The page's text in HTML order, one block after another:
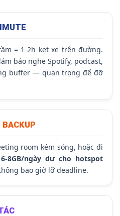
= 1-2h kẹt xe trên đường.
bảo nghe Spotify, podcast,
buffer — quan trọng để đỡ
room kém sóng, hoặc đi
8GB/ngày dư cho hotspot
bao giờ lỡ deadline.